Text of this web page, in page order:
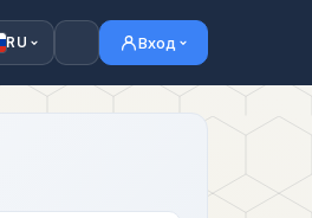
RU Вход